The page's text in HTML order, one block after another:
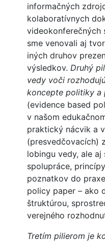
informačných
kolaboratívnych
videokonferečných
sme venovali aj
iných druhov
výsledkov. Druhý
vedy voči
koncepte politiky a
(evidence based
v našom
praktický nácvik a
(presvedčovacích)
lobingu vedy, ale
spolupráce,
poznatkov do
policy paper – ako
štruktúrou,
verejného
Tretím pilierom je